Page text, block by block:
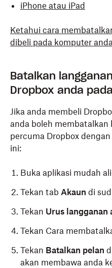
iPhone atau iPad
Ketahui cara
dibeli pada komputer
Batalkan
Dropbox anda
Jika anda membeli
anda boleh
percuma Dropbox
ini:
Buka aplikasi mudah
Tekan tab Akaun di
Tekan Urus langganan
Tekan Cara
Tekan Batalkan pelan
akan membawa anda